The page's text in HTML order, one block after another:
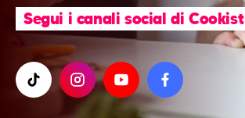
Segui i canali social di Cookist